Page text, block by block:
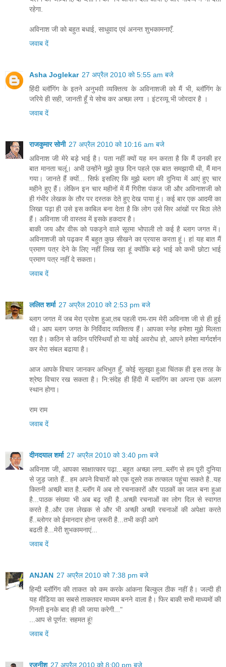
रहेगा.
अविनाश जी को बहुत बधाई, साधुवाद एवं अनन्त शुभकामनाएँ.
जवाब दें
Asha Joglekar 27 अप्रैल 2010 को 5:55 am बजे
हिंदी ब्लॉगिंग के इतने अनुभवी व्यक्तित्व के अविनाशजी को मैं भी, ब्लॉगिंग के
जरिये ही सही, जानती हूँ ये सोच कर अच्छा लगा । इंटरव्यू भी जोरदार है ।
जवाब दें
राजकुमार सोनी 27 अप्रैल 2010 को 10:16 am बजे
अविनाश जी मेरे बड़े भाई है। पता नहीं क्यों यह मन करता है कि मैं उनकी हर
बात मानता चलूं। अभी उन्होंने मुझे कुछ दिन पहले एक बात समझायी थी, मैं मान
गया। जानते हैं क्यों... सिर्फ इसलिए कि मुझे ब्लाग की दुनिया में आएं हुए चार
महीने हुए हैं। लेकिन इन चार महीनों में मैं गिरीश पंकज जी और अविनाशजी को
ही गंभीर लेखक के तौर पर दस्तक देते हुए देख पाया हूं। कई बार एक आदमी का
लिखा पढ़ा ही उसे इस काबिल बना देता है कि लोग उसे सिर आंखों पर बिठा लेते
हैं। अविनाश जी वास्तव में इसके हकदार है।
बाकी जय और वीरू को पकड़ने वाले सूरमा भोपाली तो कई है ब्लाग जगत में।
अविनाशजी को पढ़कर मैं बहुत कुछ सीखने का प्रयास करता हूं। हां यह बात मैं
प्रमाण पत्र देने के लिए नहीं लिख रहा हूं क्योंकि बड़े भाई को कभी छोटा भाई
प्रमाण पत्र नहीं दे सकता।
जवाब दें
ललित शर्मा 27 अप्रैल 2010 को 2:53 pm बजे
ब्लाग जगत में जब मेरा प्रवेश हुआ,तब पहली राम-राम मेरी अविनाश जी से ही हुई
थी। आप ब्लाग जगत के निर्विवाद व्यक्तित्व हैं। आपका स्नेह हमेशा मुझे मिलता
रहा है। कठिन से कठिन परिस्थियाँ हो या कोई अवरोध हो, आपने हमेशा मार्गदर्शन
कर मेरा संबल बढाया है।
आज आपके विचार जानकर अभिभुत हुँ, कोई सुलझा हुआ चिंतक ही इस तरह के
श्रेष्ठ विचार रख सकता है। नि:संदेह ही हिंदी में ब्लागिंग का अपना एक अलग
स्थान होगा।
राम राम
जवाब दें
दीनदयाल शर्मा 27 अप्रैल 2010 को 3:40 pm बजे
अविनाश जी, आपका साक्षात्कार पढ़ा...बहुत अच्छा लगा..ब्लॉग से हम पूरी दुनिया
से जुड़ जाते हैं.. हम अपने विचारों को एक दूसरे तक तत्काल पहुंचा सकते है..यह
कितनी अच्छी बात है..ब्लॉग में अब तो रचनाकारों और पाठकों का जाल बना हुआ
है...पाठक संख्या भी अब बढ़ रही है..अच्छी रचनाओं का लोग दिल से स्वागत
करते है..और उस लेखक से और भी अच्छी अच्छी रचनाओं की अपेक्षा करते
हैं..ब्लोगर को ईमानदार होना ज़रूरी है...तभी कड़ी आगे
बढती है...मेरी शुभकामनाएं...
जवाब दें
ANJAN 27 अप्रैल 2010 को 7:38 pm बजे
हिन्‍दी ब्‍लॉगिंग की ताकत को कम करके आंकना बिल्‍कुल ठीक नहीं है। जल्‍दी ही
यह मीडिया का सबसे ताकतवर माध्‍यम बनने वाला है। फिर बाकी सभी माध्‍यमों की
गिनती इनके बाद ही की जाया करेगी..."
...आप से पूर्णत: सहमत हूं!
जवाब दें
रजनीश 27 अप्रैल 2010 को 8:00 pm बजे